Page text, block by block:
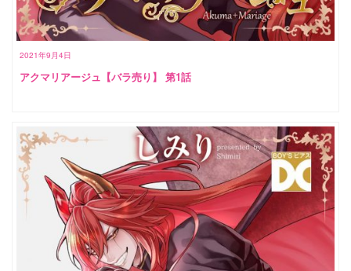
2021年9月4日
アクマリアージュ【バラ売り】 第1話